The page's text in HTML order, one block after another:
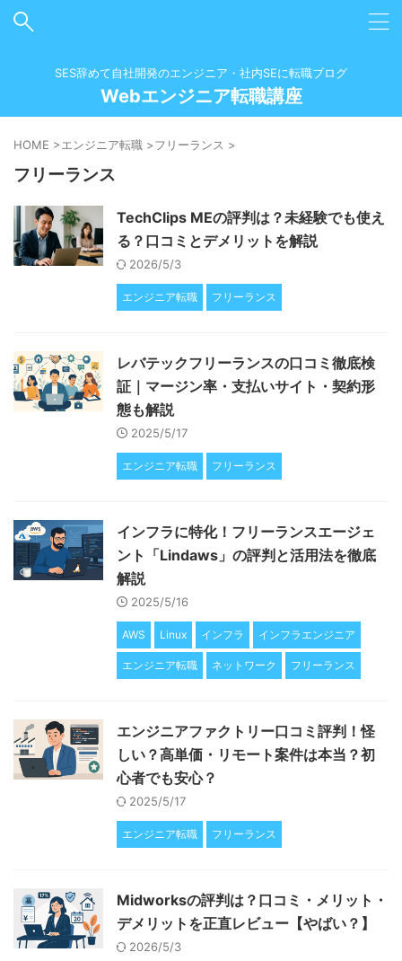
SES辞めて自社開発のエンジニア・社内SEに転職ブログ
Webエンジニア転職講座
HOME >エンジニア転職 >フリーランス >
フリーランス
TechClips MEの評判は？未経験でも使え
る？口コミとデメリットを解説
2026/5/3
エンジニア転職 フリーランス
レバテックフリーランスの口コミ徹底検
証｜マージン率・支払いサイト・契約形
態も解説
2025/5/17
エンジニア転職 フリーランス
インフラに特化！フリーランスエージェ
ント「Lindaws」の評判と活用法を徹底
解説
2025/5/16
AWS Linux インフラ インフラエンジニア
エンジニア転職 ネットワーク フリーランス
エンジニアファクトリー口コミ評判！怪
しい？高単価・リモート案件は本当？初
心者でも安心？
2025/5/17
エンジニア転職 フリーランス
Midworksの評判は？口コミ・メリット・
デメリットを正直レビュー【やばい？】
2026/5/3